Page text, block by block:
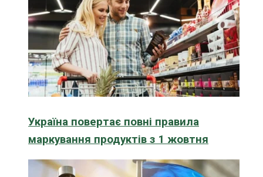
Україна повертає повні правила
маркування продуктів з 1 жовтня